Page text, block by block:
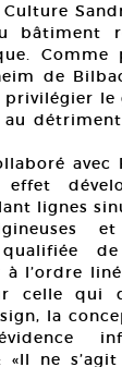
bâtiment
Comme
de
privilégier
au
avec
lignes
de
à l’ordre
celle qui
la
«Il ne